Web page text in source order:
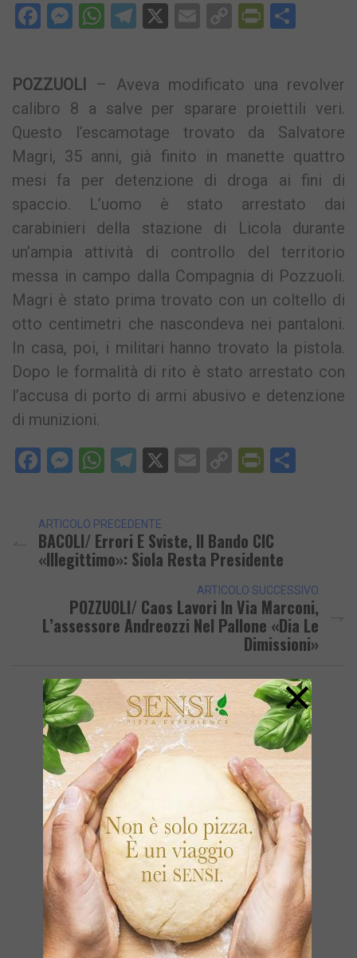
Facebook
Messenger
WhatsApp
Telegram
X EmailCopy
POZZUOLI
– Aveva modificato una revolver
calibro 8 a salve per sparare proiettili veri.
Questo l’escamotage trovato da Salvatore
Magri, 35 anni, già finito in manette quattro
mesi fa per detenzione di droga ai fini di
spaccio. L’uomo è stato arrestato dai
carabinieri della stazione di Licola durante
un’ampia attività di controllo del territorio
messa in campo dalla Compagnia di Pozzuoli.
Magri è stato prima trovato con un coltello di
otto centimetri che nascondeva nei pantaloni.
In casa, poi, i militari hanno trovato la pistola.
Dopo le formalità di rito è stato arrestato con
l’accusa di porto di armi abusivo e detenzione
di munizioni.
Facebook
Messenger
WhatsApp
Telegram
X EmailCopy
ARTICOLO PRECEDENTE
BACOLI/ Errori E Sviste, Il Bando CIC
«illegittimo»: Siola Resta Presidente
ARTICOLO SUCCESSIVO
POZZUOLI/ Caos Lavori In Via Marconi,
L’assessore Andreozzi Nel Pallone «Dia Le
Dimissioni»
×